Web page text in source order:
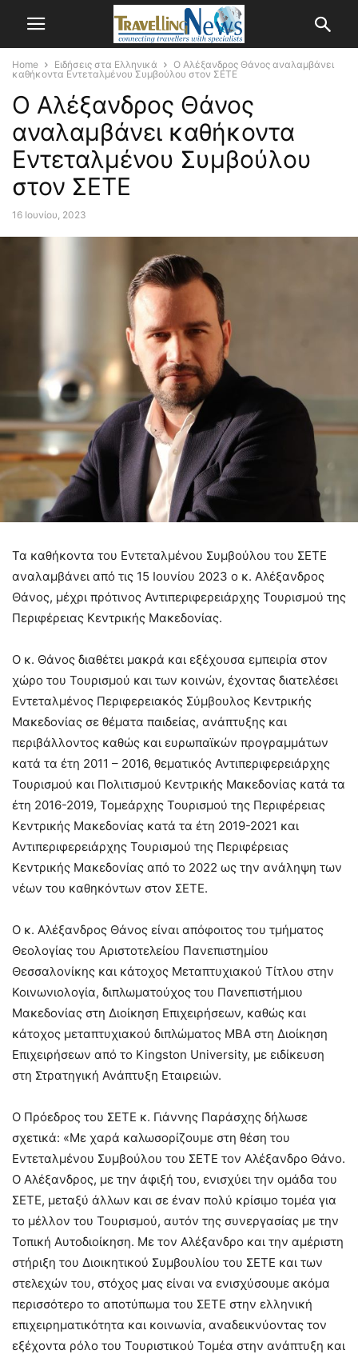
Home Ειδήσεις στα Ελληνικά
Ο Αλέξανδρος Θάνος αναλαμβάνει
καθήκοντα Εντεταλμένου Συμβούλου στον ΣΕΤΕ
Ο Αλέξανδρος Θάνος
αναλαμβάνει καθήκοντα
Εντεταλμένου Συμβούλου
στον ΣΕΤΕ
16 Ιουνίου, 2023
Τα καθήκοντα του Εντεταλμένου Συμβούλου του ΣΕΤΕ
αναλαμβάνει από τις 15 Ιουνίου 2023 ο κ. Αλέξανδρος
Θάνος, μέχρι πρότινος Αντιπεριφερειάρχης Τουρισμού της
Περιφέρειας Κεντρικής Μακεδονίας.
Ο κ. Θάνος διαθέτει μακρά και εξέχουσα εμπειρία στον
χώρο του Τουρισμού και των κοινών, έχοντας διατελέσει
Εντεταλμένος Περιφερειακός Σύμβουλος Κεντρικής
Μακεδονίας σε θέματα παιδείας, ανάπτυξης και
περιβάλλοντος καθώς και ευρωπαϊκών προγραμμάτων
κατά τα έτη 2011 – 2016, θεματικός Αντιπεριφερειάρχης
Τουρισμού και Πολιτισμού Κεντρικής Μακεδονίας κατά τα
έτη 2016-2019, Τομεάρχης Τουρισμού της Περιφέρειας
Κεντρικής Μακεδονίας κατά τα έτη 2019-2021 και
Αντιπεριφερειάρχης Τουρισμού της Περιφέρειας
Κεντρικής Μακεδονίας από το 2022 ως την ανάληψη των
νέων του καθηκόντων στον ΣΕΤΕ.
Ο κ. Αλέξανδρος Θάνος είναι απόφοιτος του τμήματος
Θεολογίας του Αριστοτελείου Πανεπιστημίου
Θεσσαλονίκης και κάτοχος Μεταπτυχιακού Τίτλου στην
Κοινωνιολογία, διπλωματούχος του Πανεπιστήμιου
Μακεδονίας στη Διοίκηση Επιχειρήσεων, καθώς και
κάτοχος μεταπτυχιακού διπλώματος MBA στη Διοίκηση
Επιχειρήσεων από το Kingston University, με ειδίκευση
στη Στρατηγική Ανάπτυξη Εταιρειών.
Ο Πρόεδρος του ΣΕΤΕ κ. Γιάννης Παράσχης δήλωσε
σχετικά: «Με χαρά καλωσορίζουμε στη θέση του
Εντεταλμένου Συμβούλου του ΣΕΤΕ τον Αλέξανδρο Θάνο.
Ο Αλέξανδρος, με την άφιξή του, ενισχύει την ομάδα του
ΣΕΤΕ, μεταξύ άλλων και σε έναν πολύ κρίσιμο τομέα για
το μέλλον του Τουρισμού, αυτόν της συνεργασίας με την
Τοπική Αυτοδιοίκηση. Με τον Αλέξανδρο και την αμέριστη
στήριξη του Διοικητικού Συμβουλίου του ΣΕΤΕ και των
στελεχών του, στόχος μας είναι να ενισχύσουμε ακόμα
περισσότερο το αποτύπωμα του ΣΕΤΕ στην ελληνική
επιχειρηματικότητα και κοινωνία, αναδεικνύοντας τον
εξέχοντα ρόλο του Τουριστικού Τομέα στην ανάπτυξη και